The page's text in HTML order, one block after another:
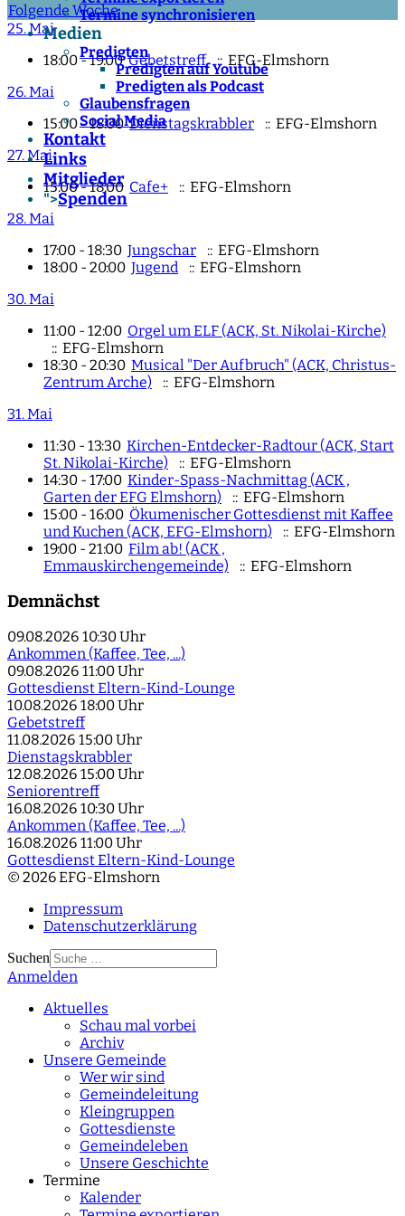
Termine synchronisieren
Medien
Predigten
Predigten auf Youtube
Predigten als Podcast
Glaubensfragen
Social Media
Kontakt
Links
Mitglieder
">Spenden
Folgende Woche
25. Mai
18:00 - 19:00Gebetstreff :: EFG-Elmshorn
26. Mai
15:00 - 18:00Dienstagskrabbler
:: EFG-Elmshorn
27. Mai
15:00 - 18:00 Cafe+
:: EFG-Elmshorn
28. Mai
17:00 - 18:30 Jungschar
:: EFG-Elmshorn
18:00 - 20:00 Jugend
:: EFG-Elmshorn
30. Mai
11:00 - 12:00 Orgel um ELF (ACK, St. Nikolai-Kirche)
:: EFG-Elmshorn
18:30 - 20:30 Musical "Der Aufbruch" (ACK, Christus-
Zentrum Arche)
:: EFG-Elmshorn
31. Mai
11:30 - 13:30 Kirchen-Entdecker-Radtour (ACK, Start
St. Nikolai-Kirche)
:: EFG-Elmshorn
14:30 - 17:00 Kinder-Spass-Nachmittag (ACK ,
Garten der EFG Elmshorn)
:: EFG-Elmshorn
15:00 - 16:00 Ökumenischer Gottesdienst mit Kaffee
und Kuchen (ACK, EFG-Elmshorn)
:: EFG-Elmshorn
19:00 - 21:00 Film ab! (ACK ,
Emmauskirchengemeinde)
:: EFG-Elmshorn
Demnächst
09.08.2026 10:30 Uhr
Ankommen (Kaffee, Tee, ...)
09.08.2026 11:00 Uhr
Gottesdienst Eltern-Kind-Lounge
10.08.2026 18:00 Uhr
Gebetstreff
11.08.2026 15:00 Uhr
Dienstagskrabbler
12.08.2026 15:00 Uhr
Seniorentreff
16.08.2026 10:30 Uhr
Ankommen (Kaffee, Tee, ...)
16.08.2026 11:00 Uhr
Gottesdienst Eltern-Kind-Lounge
© 2026 EFG-Elmshorn
Impressum
Datenschutzerklärung
Suchen
Type 2 or more
Anmelden
Aktuelles
Schau mal vorbei
Archiv
Unsere Gemeinde
Wer wir sind
Gemeindeleitung
Kleingruppen
Gottesdienste
Gemeindeleben
Unsere Geschichte
Termine
Kalender